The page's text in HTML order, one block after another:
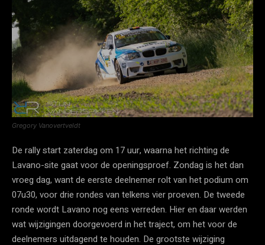
Gregory Vanovertveldt
De rally start zaterdag om 17 uur, waarna het richting de
Lavano-site gaat voor de openingsproef. Zondag is het dan
vroeg dag, want de eerste deelnemer rolt van het podium om
07u30, voor drie rondes van telkens vier proeven. De tweede
ronde wordt Lavano nog eens verreden. Hier en daar werden
wat wijzigingen doorgevoerd in het traject, om het voor de
deelnemers uitdagend te houden. De grootste wijziging